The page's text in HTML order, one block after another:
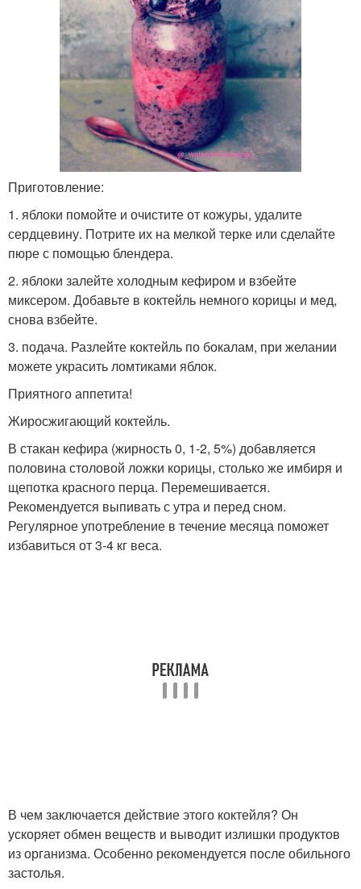
Приготовление:
1. яблоки помойте и очистите от кожуры, удалите
сердцевину. Потрите их на мелкой терке или сделайте
пюре с помощью блендера.
2. яблоки залейте холодным кефиром и взбейте
миксером. Добавьте в коктейль немного корицы и мед,
снова взбейте.
3. подача. Разлейте коктейль по бокалам, при желании
можете украсить ломтиками яблок.
Приятного аппетита!
Жиросжигающий коктейль.
В стакан кефира (жирность 0, 1-2, 5%) добавляется
половина столовой ложки корицы, столько же имбиря и
щепотка красного перца. Перемешивается.
Рекомендуется выпивать с утра и перед сном.
Регулярное употребление в течение месяца поможет
избавиться от 3-4 кг веса.
В чем заключается действие этого коктейля? Он
ускоряет обмен веществ и выводит излишки продуктов
из организма. Особенно рекомендуется после обильного
застолья.